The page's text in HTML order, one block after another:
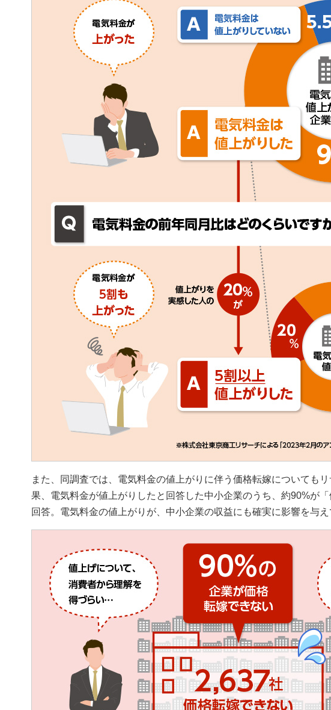
また、同調査では、電気料金の値上がりに伴う価格転嫁についても
果、電気料金が値上がりしたと回答した中小企業のうち、約90%が
回答。電気料金の値上がりが、中小企業の収益にも確実に影響を与え